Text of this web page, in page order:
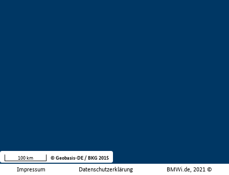
Impressum Datenschutzerklärung BMWi.de, 2021 ©
100 km © Geobasis-DE / BKG 2015